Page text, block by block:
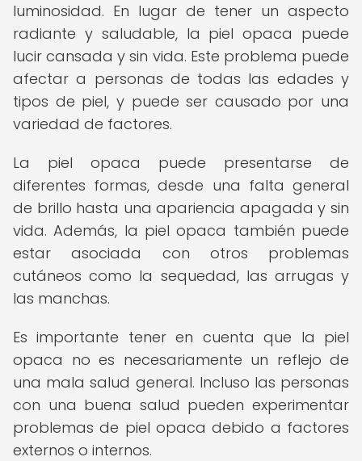
luminosidad. En lugar de tener un aspecto
radiante y saludable, la piel opaca puede
lucir cansada y sin vida. Este problema puede
afectar a personas de todas las edades y
tipos de piel, y puede ser causado por una
variedad de factores.
La piel opaca puede presentarse de
diferentes formas, desde una falta general
de brillo hasta una apariencia apagada y sin
vida. Además, la piel opaca también puede
estar asociada con otros problemas
cutáneos como la sequedad, las arrugas y
las manchas.
Es importante tener en cuenta que la piel
opaca no es necesariamente un reflejo de
una mala salud general. Incluso las personas
con una buena salud pueden experimentar
problemas de piel opaca debido a factores
externos o internos.